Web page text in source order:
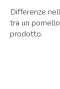
Differenze
tra un
prodotto.